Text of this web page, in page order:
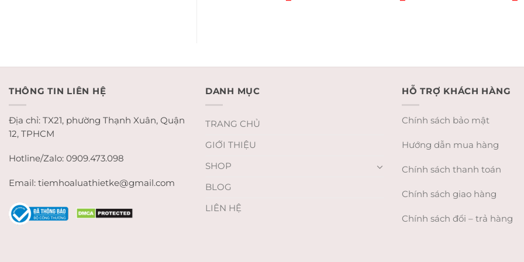
THÔNG TIN LIÊN HỆ
Địa chỉ: TX21, phường Thạnh Xuân, Quận
12, TPHCM
Hotline/Zalo: 0909.473.098
Email: tiemhoaluathietke@gmail.com
DANH MỤC
TRANG CHỦ
GIỚI THIỆU
SHOP
BLOG
LIÊN HỆ
HỖ TRỢ KHÁCH HÀNG
Chính sách bảo mật
Hướng dẫn mua hàng
Chính sách thanh toán
Chính sách giao hàng
Chính sách đổi – trả hàng